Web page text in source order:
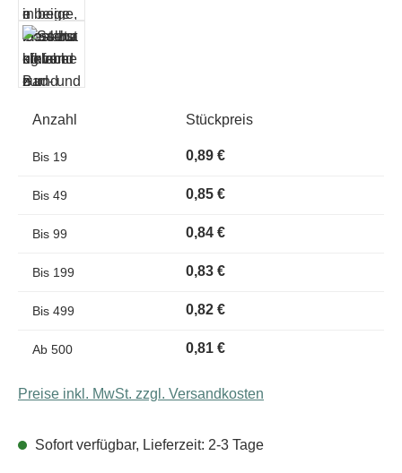
Anzahl Stückpreis
Bis 19 0,89 €
Bis 49 0,85 €
Bis 99 0,84 €
Bis 199 0,83 €
Bis 499 0,82 €
Ab 500 0,81 €
Preise inkl. MwSt. zzgl. Versandkosten
Sofort verfügbar, Lieferzeit: 2-3 Tage